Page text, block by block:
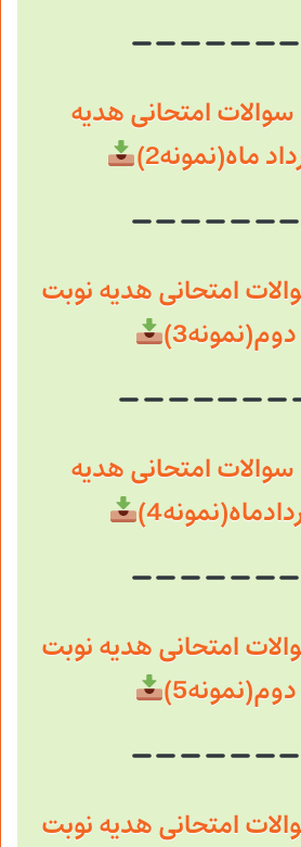
سوالات امتحانی هدیه
ماه(نمونه2)
امتحانی هدیه نوبت
دوم(نمونه3)
سوالات امتحانی هدیه
امتحانی هدیه نوبت
دوم(نمونه5)
امتحانی هدیه نوبت